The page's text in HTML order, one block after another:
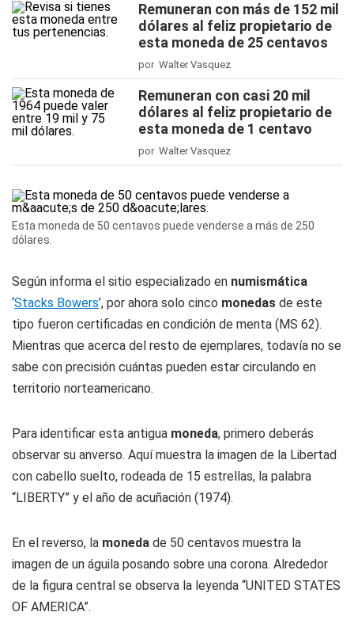
Remuneran con más de 152 mil
dólares al feliz propietario de
esta moneda de 25 centavos
por Walter Vasquez
Remuneran con casi 20 mil
dólares al feliz propietario de
esta moneda de 1 centavo
por Walter Vasquez
Esta moneda de 50 centavos puede venderse a más de 250
dólares.
Según informa el sitio especializado en numismática
‘Stacks Bowers’, por ahora solo cinco monedas de este
tipo fueron certificadas en condición de menta (MS 62).
Mientras que acerca del resto de ejemplares, todavía no se
sabe con precisión cuántas pueden estar circulando en
territorio norteamericano.
Para identificar esta antigua moneda, primero deberás
observar su anverso. Aquí muestra la imagen de la Libertad
con cabello suelto, rodeada de 15 estrellas, la palabra
“LIBERTY” y el año de acuñación (1974).
En el reverso, la moneda de 50 centavos muestra la
imagen de un águila posando sobre una corona. Alrededor
de la figura central se observa la leyenda “UNITED STATES
OF AMERICA”.